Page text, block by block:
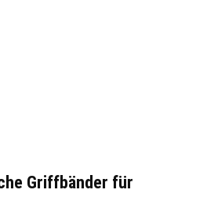
Griffbänder für